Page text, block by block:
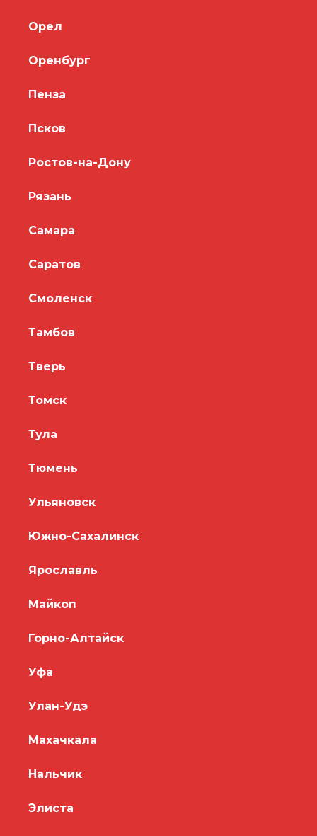
Орел
Оренбург
Пенза
Псков
Ростов-на-Дону
Рязань
Самара
Саратов
Смоленск
Тамбов
Тверь
Томск
Тула
Тюмень
Ульяновск
Южно-Сахалинск
Ярославль
Майкоп
Горно-Алтайск
Уфа
Улан-Удэ
Махачкала
Нальчик
Элиста